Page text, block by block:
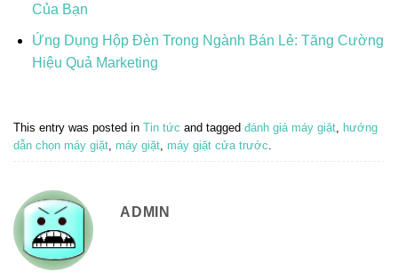
Của Bạn
Ứng Dụng Hộp Đèn Trong Ngành Bán Lẻ: Tăng Cường
Hiệu Quả Marketing
This entry was posted in Tin tức and tagged đánh giá máy giặt hướng
dẫn chọn máy giặt máy giặt máy giặt cửa trước
ADMIN